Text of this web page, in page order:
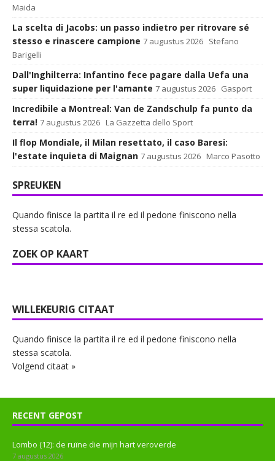
Maida
La scelta di Jacobs: un passo indietro per ritrovare sé
stesso e rinascere campione 7 augustus 2026 Stefano
Barigelli
Dall'Inghilterra: Infantino fece pagare dalla Uefa una
super liquidazione per l'amante 7 augustus 2026 Gasport
Incredibile a Montreal: Van de Zandschulp fa punto da
terra! 7 augustus 2026 La Gazzetta dello Sport
Il flop Mondiale, il Milan resettato, il caso Baresi:
l'estate inquieta di Maignan 7 augustus 2026 Marco Pasotto
SPREUKEN
Quando finisce la partita il re ed il pedone finiscono nella
stessa scatola.
ZOEK OP KAART
WILLEKEURIG CITAAT
Quando finisce la partita il re ed il pedone finiscono nella
stessa scatola.
Volgend citaat »
RECENT GEPOST
Lombo (12): de ruïne die mijn hart veroverde
7 augustus 2026